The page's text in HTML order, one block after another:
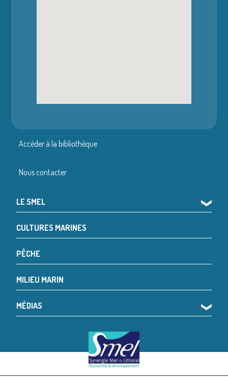
Accéder à la bibliothèque
Nous contacter
LE SMEL ❯
CULTURES MARINES
PÊCHE
MILIEU MARIN
MÉDIAS ❯